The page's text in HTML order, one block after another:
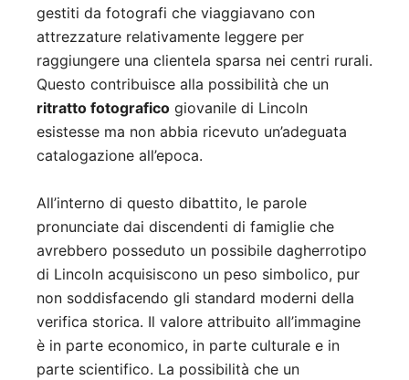
gestiti da fotografi che viaggiavano con
attrezzature relativamente leggere per
raggiungere una clientela sparsa nei centri rurali.
Questo contribuisce alla possibilità che un
ritratto fotografico giovanile di Lincoln
esistesse ma non abbia ricevuto un’adeguata
catalogazione all’epoca.
All’interno di questo dibattito, le parole
pronunciate dai discendenti di famiglie che
avrebbero posseduto un possibile dagherrotipo
di Lincoln acquisiscono un peso simbolico, pur
non soddisfacendo gli standard moderni della
verifica storica. Il valore attribuito all’immagine
è in parte economico, in parte culturale e in
parte scientifico. La possibilità che un